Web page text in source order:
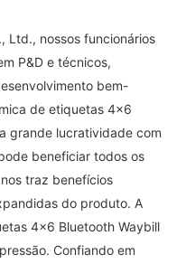
Ltd., nossos funcionários
P&D e técnicos,
bem-
de etiquetas 4x6
grande lucratividade com
beneficiar todos os
traz benefícios
do produto. A
4x6 Bluetooth Waybill
Confiando em